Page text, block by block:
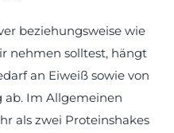
beziehungsweise wie
nehmen solltest, hängt
an Eiweiß sowie von
ab. Im Allgemeinen
als zwei Proteinshakes